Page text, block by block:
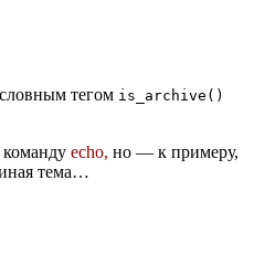
тегом is_archive()
команду echo, но — к примеру,
тема…